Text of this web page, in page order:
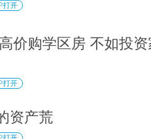
打开
价购学区房 不如投
打开
资产荒